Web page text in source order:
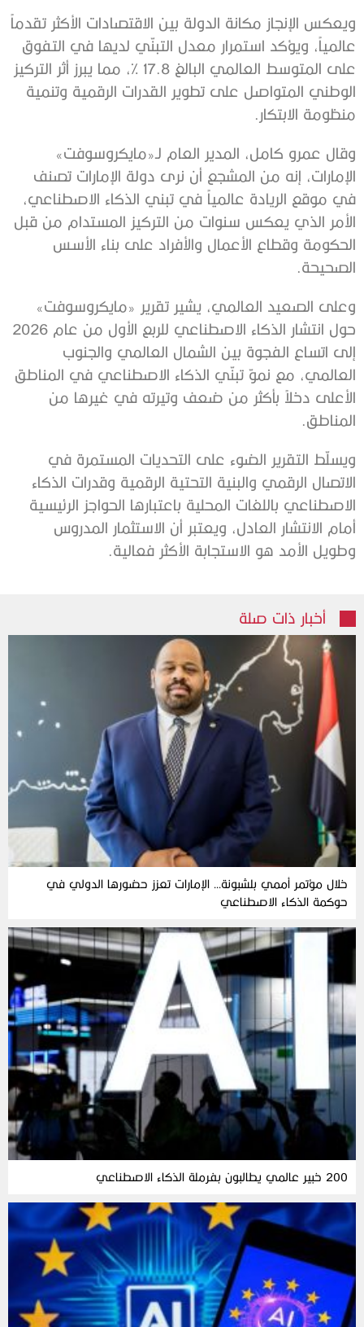
ويعكس الإنجاز مكانة الدولة بين الاقتصادات الأكثر تقدماً
عالمياً، ويؤكد استمرار معدل التبنّي لديها في التفوق
على المتوسط العالمي البالغ 17.8 %، مما يبرز أثر التركيز
الوطني المتواصل على تطوير القدرات الرقمية وتنمية
منظومة الابتكار.
وقال عمرو كامل، المدير العام لـ«مايكروسوفت»
الإمارات، إنه من المشجع أن نرى دولة الإمارات تصنف
في موقع الريادة عالمياً في تبني الذكاء الاصطناعي،
الأمر الذي يعكس سنوات من التركيز المستدام من قبل
الحكومة وقطاع الأعمال والأفراد على بناء الأسس
الصحيحة.
وعلى الصعيد العالمي، يشير تقرير «مايكروسوفت»
حول انتشار الذكاء الاصطناعي للربع الأول من عام 2026
إلى اتساع الفجوة بين الشمال العالمي والجنوب
العالمي، مع نموّ تبنّي الذكاء الاصطناعي في المناطق
الأعلى دخلاً بأكثر من ضعف وتيرته في غيرها من
المناطق.
ويسلّط التقرير الضوء على التحديات المستمرة في
الاتصال الرقمي والبنية التحتية الرقمية وقدرات الذكاء
الاصطناعي باللغات المحلية باعتبارها الحواجز الرئيسية
أمام الانتشار العادل، ويعتبر أن الاستثمار المدروس
وطويل الأمد هو الاستجابة الأكثر فعالية.
أخبار ذات صلة
خلال مؤتمر أممي بلشبونة… الإمارات تعزز حضورها الدولي في
حوكمة الذكاء الاصطناعي
200 خبير عالمي يطالبون بفرملة الذكاء الاصطناعي